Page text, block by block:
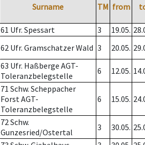
Surname TM from
61 Ufr. Spessart 3 19.05.
62 Ufr. Gramschatzer Wald 3 20.05.
63 Ufr. Haßberge AGT-
Toleranzbelegstelle
6 12.05.
71 Schw. Scheppacher
Forst AGT-
Toleranzbelegstelle
6 15.05.
72 Schw.
Gunzesried/Ostertal
3 30.05.